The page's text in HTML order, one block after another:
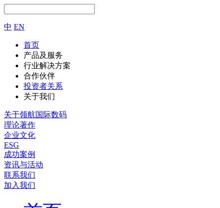
中 EN
首页
产品及服务
行业解决方案
合作伙伴
投资者关系
关于我们
关于领航国际数码
理论著作
企业文化
ESG
成功案例
资讯与活动
联系我们
加入我们